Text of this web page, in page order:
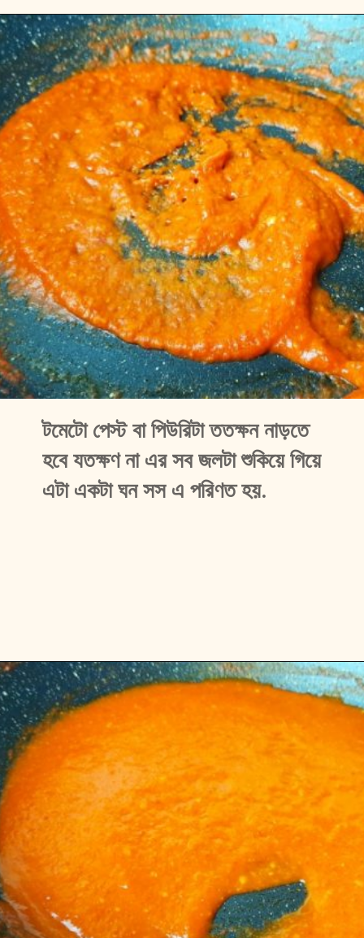
টমেটো পেস্ট বা পিউরিটা ততক্ষন নাড়তে
হবে যতক্ষণ না এর সব জলটা শুকিয়ে গিয়ে
এটা একটা ঘন সস এ পরিণত হয়.